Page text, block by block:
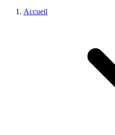
Accueil